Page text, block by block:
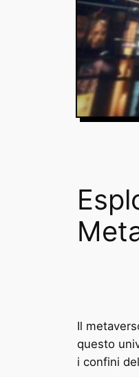
Il
questo
i confini